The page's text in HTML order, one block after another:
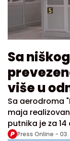
Sa
više u
Sa aerodroma
maja
putnika je za
prošle godine i
Press Online - 03.